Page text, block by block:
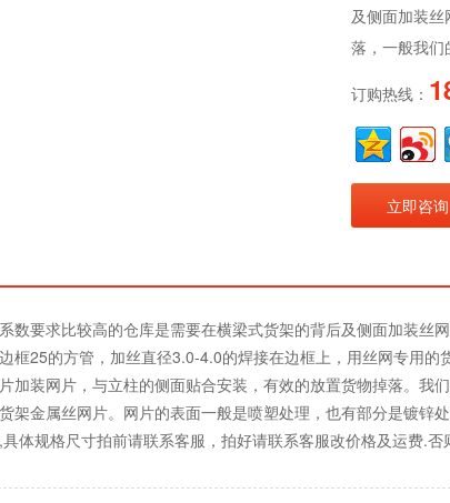
及侧面加装
落，一般我们
订购热线：
立即咨询
数要求比较高的仓库是需要在横梁式货架的背后及侧面加装丝
框25的方管，加丝直径3.0-4.0的焊接在边框上，用丝网专用
加装网片，与立柱的侧面贴合安装，有效的放置货物掉落。我
架金属丝网片。网片的表面一般是喷塑处理，也有部分是镀锌
体规格尺寸拍前请联系客服，拍好请联系客服改价格及运费.否